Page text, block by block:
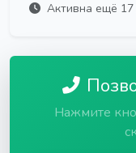
Активна ещё 17
Нажмите